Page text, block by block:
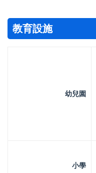
教育設施
幼兒園
小學